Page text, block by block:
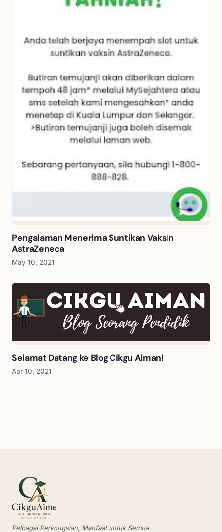
Pengalaman Menerima Suntikan Vaksin
AstraZeneca
May 10, 2021
Selamat Datang ke Blog Cikgu Aiman!
Apr 10, 2021
Pelbagai Perkongsian, Manfaat untuk Semua